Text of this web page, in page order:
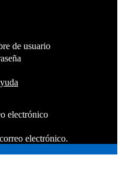
de usuario
electrónico
electrónico.